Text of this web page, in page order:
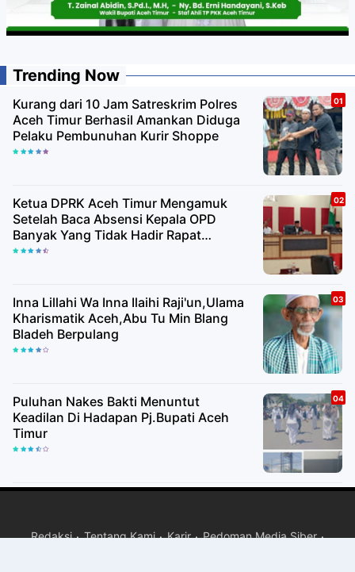
Trending Now
Kurang dari 10 Jam Satreskrim Polres
Aceh Timur Berhasil Amankan Diduga
Pelaku Pembunuhan Kurir Shoppe
Ketua DPRK Aceh Timur Mengamuk
Setelah Baca Absensi Kepala OPD
Banyak Yang Tidak Hadir Rapat
Paripurna
Inna Lillahi Wa Inna Ilaihi Raji'un,Ulama
Kharismatik Aceh,Abu Tu Min Blang
Bladeh Berpulang
Puluhan Nakes Bakti Menuntut
Keadilan Di Hadapan Pj.Bupati Aceh
Timur
Redaksi Tentang Kami Karir Pedoman Media Siber